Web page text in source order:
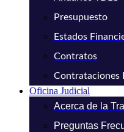
Presupuesto
Estados
Contratos
Contrataciones
Oficina Judicial
Acerca de la
Preguntas